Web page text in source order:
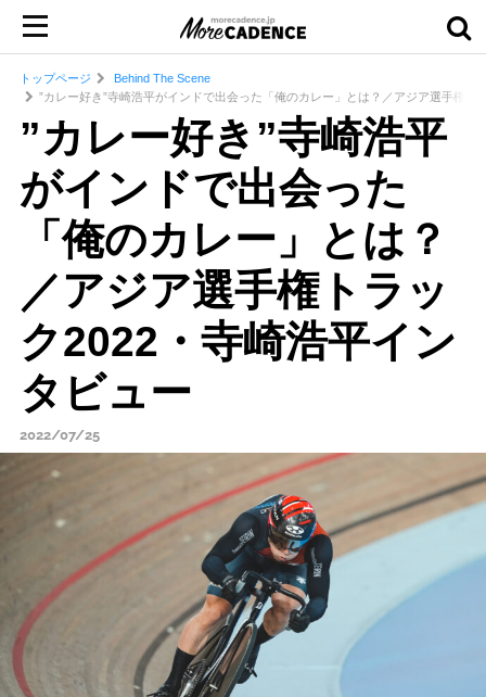
トップページ
Behind The Scene
”カレー好き”寺崎浩平がインドで出会った「俺のカレー」とは？／アジア選手権ト
”カレー好き”寺崎浩平
がインドで出会った
「俺のカレー」とは？
／アジア選手権トラッ
ク2022・寺崎浩平イン
タビュー
2022/07/25